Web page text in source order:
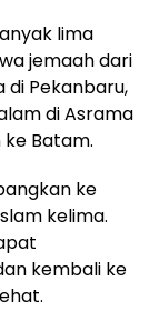
lima
jemaah dari
di Pekanbaru,
di Asrama
Batam.
ke
kelima.
kembali ke